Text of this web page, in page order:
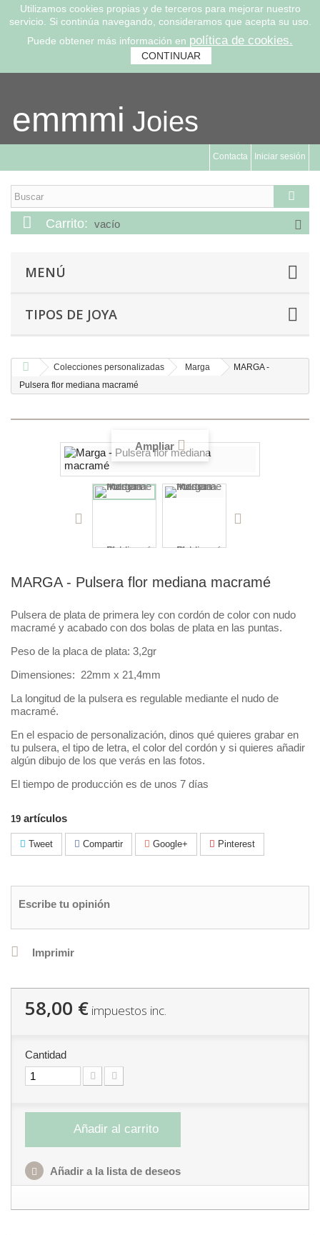
Utilizamos cookies propias y de terceros para mejorar nuestro
servicio. Si continúa navegando, consideramos que acepta su uso.
Puede obtener más información en política de cookies.
CONTINUAR
emmmi Joies
Iniciar sesión
Contacta
Carrito: vacío
MENÚ
TIPOS DE JOYA
Colecciones personalizadas Marga
MARGA -
Pulsera flor mediana macramé
Ampliar
MARGA - Pulsera flor mediana macramé
Pulsera de plata de primera ley con cordón de color con nudo
macramé y acabado con dos bolas de plata en las puntas.
Peso de la placa de plata: 3,2gr
Dimensiones: 22mm x 21,4mm
La longitud de la pulsera es regulable mediante el nudo de
macramé.
En el espacio de personalización, dinos qué quieres grabar en
tu pulsera, el tipo de letra, el color del cordón y si quieres añadir
algún dibujo de los que verás en las fotos.
El tiempo de producción es de unos 7 días
19 artículos
Tweet Compartir Google+ Pinterest
Escribe tu opinión
Imprimir
58,00 € impuestos inc.
Cantidad
Añadir al carrito
Añadir a la lista de deseos